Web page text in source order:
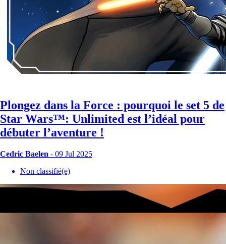
Plongez dans la Force : pourquoi le set 5 de
Star Wars™: Unlimited est l’idéal pour
débuter l’aventure !
Cedric Baelen - 09 Jul 2025
Non classifié(e)